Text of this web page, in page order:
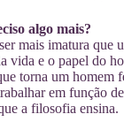
algo mais?
mais imatura que
vida e o papel do
torna um homem
em função
a filosofia ensina.